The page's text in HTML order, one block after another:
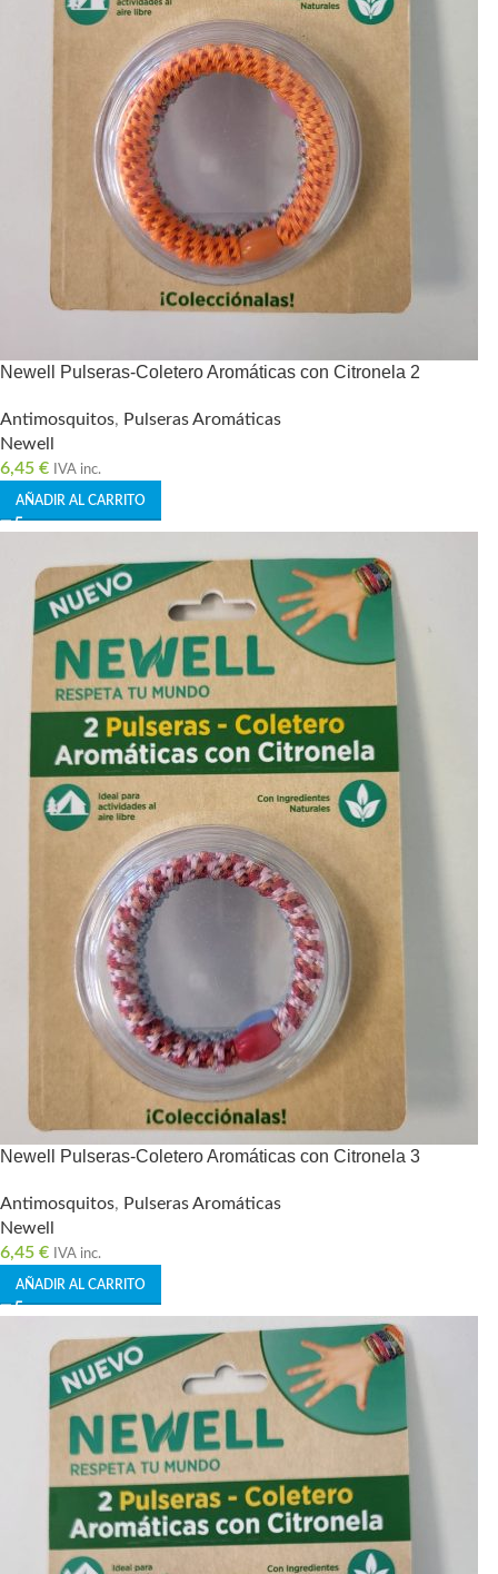
Newell Pulseras-Coletero Aromáticas con Citronela 2
Antimosquitos, Pulseras Aromáticas
Newell
6,45 € IVA inc.
AÑADIR AL CARRITO
Newell Pulseras-Coletero Aromáticas con Citronela 3
Antimosquitos, Pulseras Aromáticas
Newell
6,45 € IVA inc.
AÑADIR AL CARRITO